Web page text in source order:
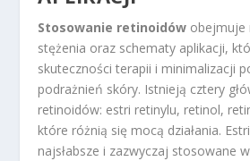
Stosowanie retinoidów obejmuje
stężenia oraz schematy aplikacji,
skuteczności terapii i minimalizacji
podrażnień skóry. Istnieją cztery
retinoidów: estri retinylu, retinol,
które różnią się mocą działania.
najsłabsze i zazwyczaj stosowane